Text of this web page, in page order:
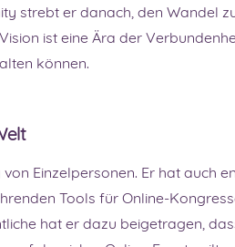
strebt er danach, den Wandel
ist eine Ära der
können.
Einzelpersonen. Er hat auch
Tools für Online-
hat er dazu beigetragen,